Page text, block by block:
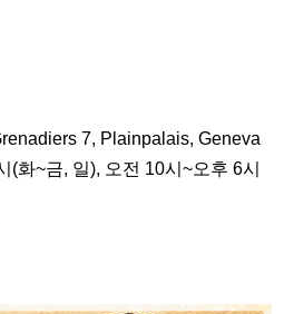
7, Plainpalais, Geneva
(화~금, 일), 오전 10시~오후 6시